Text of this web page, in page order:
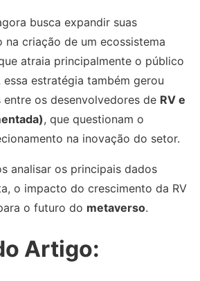
busca expandir suas
na criação de um ecossistema
atraia principalmente o público
estratégia também gerou
os desenvolvedores de RV e
, que questionam o
na inovação do setor.
analisar os principais dados
o impacto do crescimento da RV
o futuro do metaverso.
Artigo: